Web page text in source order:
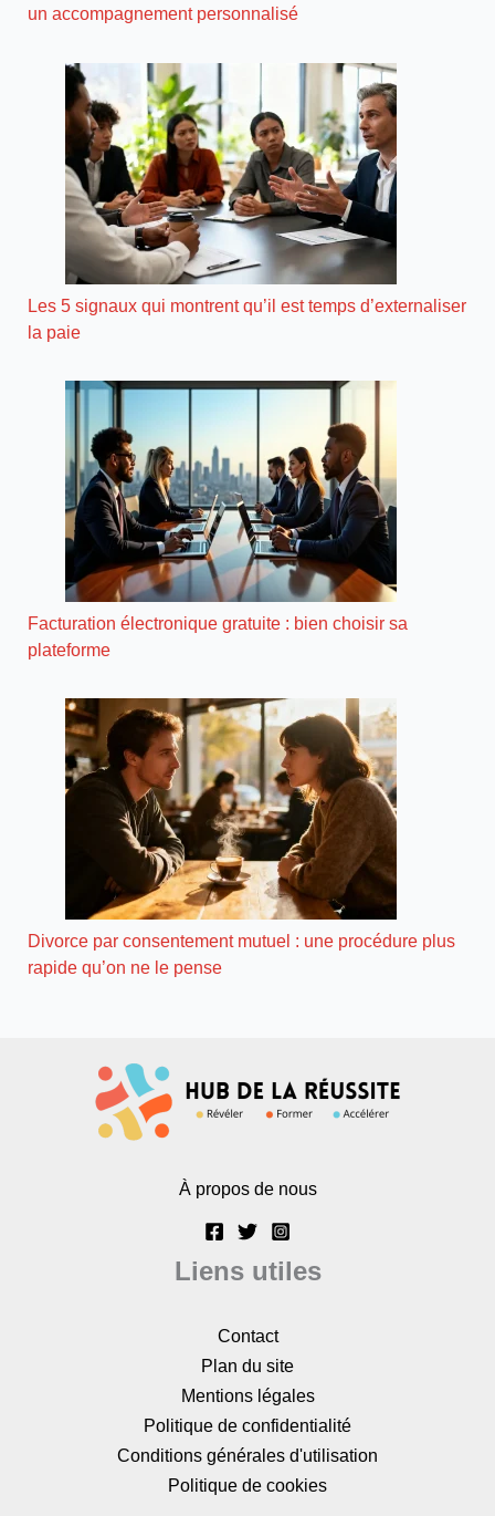
un accompagnement personnalisé
Les 5 signaux qui montrent qu’il est temps d’externaliser
la paie
Facturation électronique gratuite : bien choisir sa
plateforme
Divorce par consentement mutuel : une procédure plus
rapide qu’on ne le pense
À propos de nous
Liens utiles
Contact
Plan du site
Mentions légales
Politique de confidentialité
Conditions générales d'utilisation
Politique de cookies